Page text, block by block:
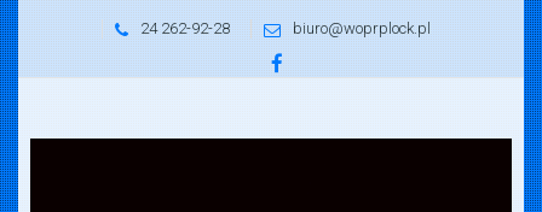
24 262-92-28 biuro@woprplock.pl